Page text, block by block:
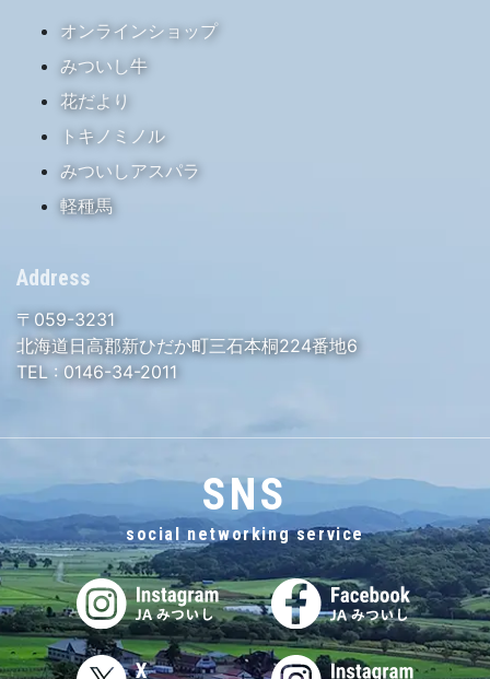
オンラインショップ
みついし牛
花だより
トキノミノル
みついしアスパラ
軽種馬
Address
〒059-3231
北海道日高郡新ひだか町三石本桐224番地6
TEL : 0146-34-2011
SNS
social networking service